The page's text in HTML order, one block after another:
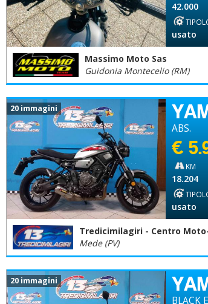
42.000
usato
Massimo Moto Sas
Guidonia Montecelio (RM)
20 immagini
ABS.
€
KM
18.204
usato
Tredicimilagiri - Centro
Mede (PV)
20 immagini
BLACK